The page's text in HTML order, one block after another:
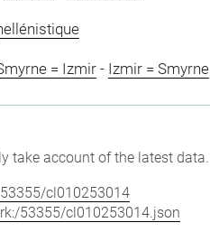
= Izmir- Izmir = Smyrne
take account of the latest data.
cl010253014
53355/cl010253014.json